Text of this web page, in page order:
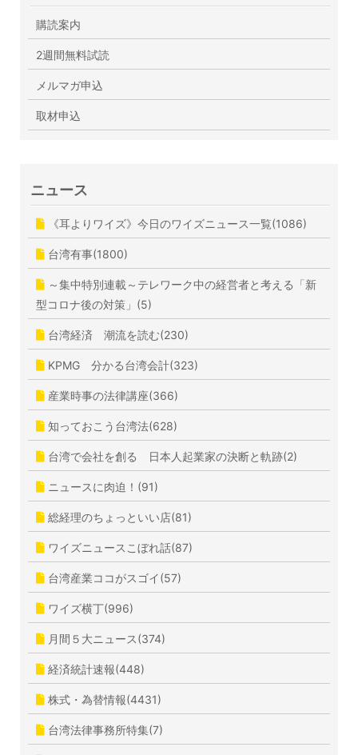
購読案内
2週間無料試読
メルマガ申込
取材申込
ニュース
《耳よりワイズ》今日のワイズニュース一覧(1086)
台湾有事(1800)
～集中特別連載～テレワーク中の経営者と考える「新
型コロナ後の対策」(5)
台湾経済 潮流を読む(230)
KPMG 分かる台湾会計(323)
産業時事の法律講座(366)
知っておこう台湾法(628)
台湾で会社を創る 日本人起業家の決断と軌跡(2)
ニュースに肉迫！(91)
総経理のちょっといい店(81)
ワイズニュースこぼれ話(87)
台湾産業ココがスゴイ(57)
ワイズ横丁(996)
月間５大ニュース(374)
経済統計速報(448)
株式・為替情報(4431)
台湾法律事務所特集(7)